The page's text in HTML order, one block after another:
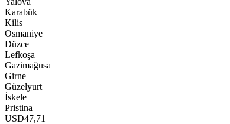
Karabük
Kilis
Osmaniye
Düzce
Lefkoşa
Gazimağusa
Girne
Güzelyurt
İskele
Pristina
USD47,71